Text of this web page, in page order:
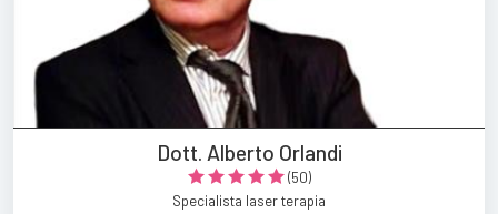
Dott. Alberto Orlandi
(50)
Specialista laser terapia